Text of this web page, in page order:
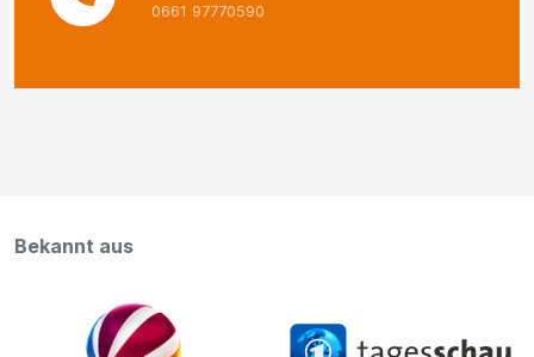
0661 97770590
Bekannt aus